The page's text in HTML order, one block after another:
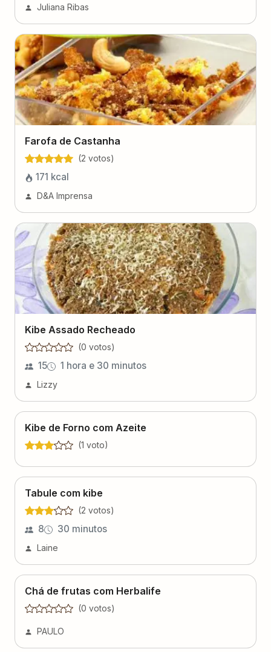
Juliana Ribas
Farofa de Castanha
(2 votos)
171 kcal
D&A Imprensa
Kibe Assado Recheado
(0 votos)
15 1 hora e 30 minutos
Lizzy
Kibe de Forno com Azeite
(1 voto)
Tabule com kibe
(2 votos)
8 30 minutos
Laine
Chá de frutas com Herbalife
(0 votos)
PAULO